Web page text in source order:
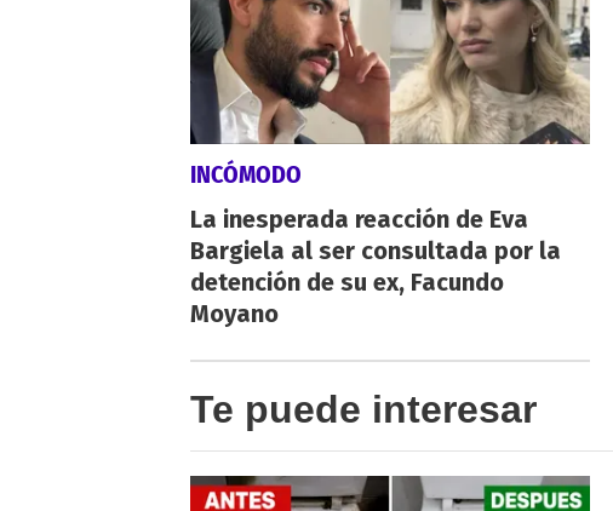
INCÓMODO
La inesperada reacción de Eva
Bargiela al ser consultada por la
detención de su ex, Facundo
Moyano
Te puede interesar